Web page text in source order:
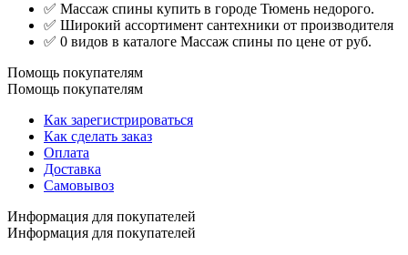
✅ Массаж спины купить в городе Тюмень недорого.
✅ Широкий ассортимент сантехники от производителя
✅ 0 видов в каталоге Массаж спины по цене от руб.
Помощь покупателям
Помощь покупателям
Как зарегистрироваться
Как сделать заказ
Оплата
Доставка
Самовывоз
Информация для покупателей
Информация для покупателей